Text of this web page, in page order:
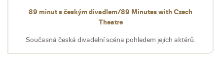
89 minut s českým divadlem/89 Minutes with Czech
Theatre
Současná česká divadelní scéna pohledem jejích aktérů.